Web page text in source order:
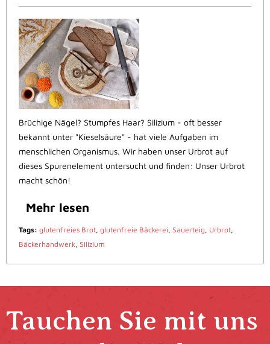
Brüchige Nägel? Stumpfes Haar? Silizium - oft besser
bekannt unter "Kieselsäure" - hat viele Aufgaben im
menschlichen Organismus. Wir haben unser Urbrot auf
dieses Spurenelement untersucht und finden: Unser Urbrot
macht schön!
Mehr lesen
Tags: glutenfreies Brot, glutenfreie Bäckerei, Sauerteig, Urbrot,
Bäckerhandwerk, Silizium
Tauchen Sie mit uns